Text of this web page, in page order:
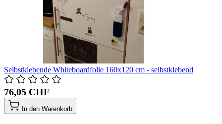
Selbstklebende Whiteboardfolie 160x120 cm - selbstklebend
76,05 CHF
In den Warenkorb